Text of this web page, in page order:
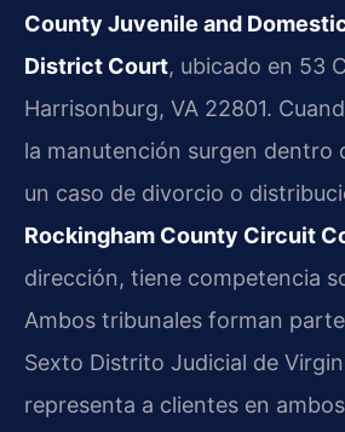
County Juvenile and
District Court, ubicado en 53
Harrisonburg, VA 22801.
la manutención surgen dentro
un caso de divorcio o
Rockingham County Circuit
dirección, tiene competencia
Ambos tribunales forman
Sexto Distrito Judicial de
representa a clientes en